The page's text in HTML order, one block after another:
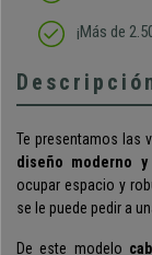
¡Más de
Te presentamos las
diseño moderno y
ocupar espacio y
se le puede pedir a
De este modelo